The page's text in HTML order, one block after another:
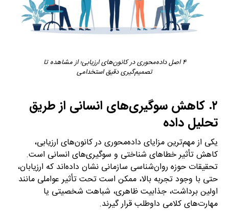
۴ اصل داده‌محوری در کانون‌های ارزیابی؛ از مشاهده تا
تصمیم‌گیری دقیق استخدامی
۲. کاهش سوگیری‌های انسانی از طریق
تحلیل داده
یکی از مهم‌ترین مزایای داده‌محوری در کانون‌های ارزیابی،
کاهش تأثیر خطاهای شناختی و سوگیری‌های انسانی است.
تحقیقات حوزه روان‌شناسی سازمانی نشان داده‌اند که ارزیابان،
حتی با وجود تجربه بالا، ممکن است تحت تأثیر عواملی مانند
اولین برداشت، جذابیت ظاهری، شباهت شخصیتی یا
مهارت‌های کلامی داوطلب قرار گیرند.